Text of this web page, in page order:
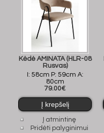
Kėdė AMINATA (HLR-08
Rusvas)
I: 58cm P: 59cm A:
80cm
79.00€
Į atmintinę
Pridėti palyginimui